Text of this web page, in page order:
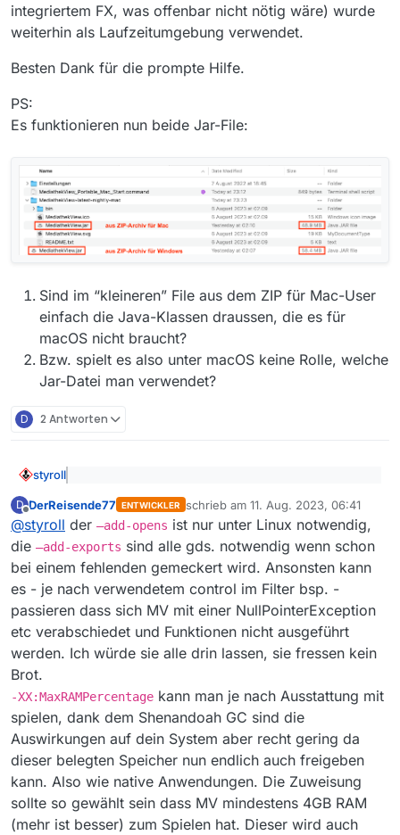
Exception in thread "AWT-EventQueue-0"
at
at
at java.desktop/
at java.desktop/
at java.desktop/
at java.base/
at java.base/
at java.desktop/
at java.desktop/
at java.desktop/
at java.desktop/
integriertem FX, was offenbar nicht nötig wäre) wurde
weiterhin als Laufzeitumgebung verwendet.
Besten Dank für die prompte Hilfe.
PS:
Es funktionieren nun beide Jar-File:
Sind im “kleineren” File aus dem ZIP für Mac-User
einfach die Java-Klassen draussen, die es für
macOS nicht braucht?
Bzw. spielt es also unter macOS keine Rolle, welche
Jar-Datei man verwendet?
D 2 Antworten
styroll
mit java folgende Parameter:
-XX:+UseShenandoahGC
-XX:ShenandoahGCHeuristics=compact
-XX:MaxRAMPercentage=100.0
-XX:+UseStringDeduplication
-Dfile.encoding=UTF-8
Diese Parameter hatte ich schon verwendet, einfach mit
“MaxRAMPercentage=50.0”.
Entscheidend ist nur dieser zusätzliche Parameter:
--add-exports
javafx.base/com.sun.javafx.event=ALL-UNNAMED
quasi anstelle vom bisher gesetzten Parameter
--add-opens java.desktop/sun.awt.X11=ALL-
UNNAMED.
Damit sind die zwei Exceptions weg. Hab dann
3 anderen “add-exports”-Parameter gar nicht
verwendet. Und das zuletzt installierte Azul-JDK (mit
integriertem FX, was offenbar nicht nötig wäre) wurde
weiterhin als Laufzeitumgebung verwendet.
Besten Dank für die prompte Hilfe.
Es funktionieren nun beide Jar-File:
Sind im “kleineren” File aus dem ZIP für Mac-User
einfach die Java-Klassen draussen, die es für
macOS nicht braucht?
Bzw. spielt es also unter macOS keine Rolle,
welche Jar-Datei man verwendet?
D
Offline
DerReisende77 ENTWICKLER schrieb am 11. Aug. 2023, 06:41
zuletzt editiert von
@styroll der —add-opens ist nur unter Linux notwendig,
die —add-exports sind alle gds. notwendig wenn schon
bei einem fehlenden gemeckert wird. Ansonsten kann
es - je nach verwendetem control im Filter bsp. -
passieren dass sich MV mit einer NullPointerException
etc verabschiedet und Funktionen nicht ausgeführt
werden. Ich würde sie alle drin lassen, sie fressen kein
Brot.
-XX:MaxRAMPercentage kann man je nach Ausstattung mit
spielen, dank dem Shenandoah GC sind die
Auswirkungen auf dein System aber recht gering da
dieser belegten Speicher nun endlich auch freigeben
kann. Also wie native Anwendungen. Die Zuweisung
sollte so gewählt sein dass MV mindestens 4GB RAM
(mehr ist besser) zum Spielen hat. Dieser wird auch